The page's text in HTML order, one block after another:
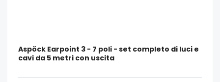
Aspöck Earpoint 3 - 7 poli - set completo di luci e
cavi da 5 metri con uscita